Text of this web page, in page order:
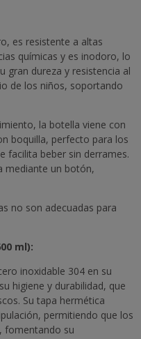
es resistente a altas
químicas y es inodoro, lo
gran dureza y resistencia al
de los niños, soportando
la botella viene con
boquilla, perfecto para los
facilita beber sin derrames.
mediante un botón,
no son adecuadas para
ml):
inoxidable 304 en su
higiene y durabilidad, que
Su tapa hermética
permitiendo que los
fomentando su